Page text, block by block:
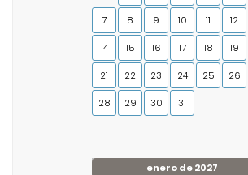
7 8 9 10 11 12
14 15 16 17 18 19
21 22 23 24 25 26
28 29 30 31
enero de 2027